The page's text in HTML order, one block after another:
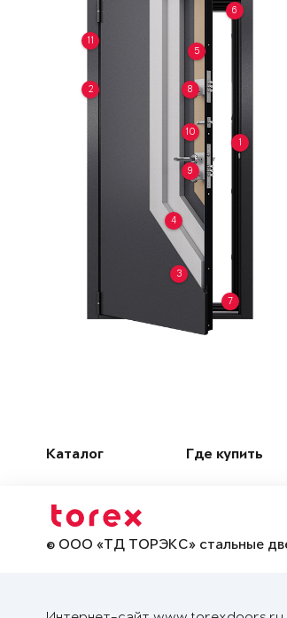
1
2
3
4
5
6
7
8
9
10
11
Каталог Где купить
© ООО «ТД ТОРЭКС» стальные